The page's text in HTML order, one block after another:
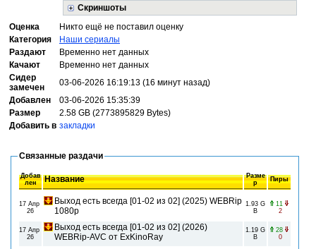
Скриншоты
Оценка
Никто ещё не поставил оценку
Категория
Наши сериалы
Раздают
Временно нет данных
Качают
Временно нет данных
Сидер
замечен
03-06-2026 16:19:13 (16 минут назад)
Добавлен
03-06-2026 15:35:39
Размер
2.58 GB (2773895829 Bytes)
Добавить в закладки
Связанные раздачи
Добав
лен
Название
Разме
р
Пиры
17 Апр
26
Выход есть всегда [01-02 из 02] (2025) WEBRip
1080p
1.93 G
B
11
2
17 Апр
26
Выход есть всегда [01-02 из 02] (2026)
WEBRip-AVC от ExKinoRay
1.19 G
B
28
0